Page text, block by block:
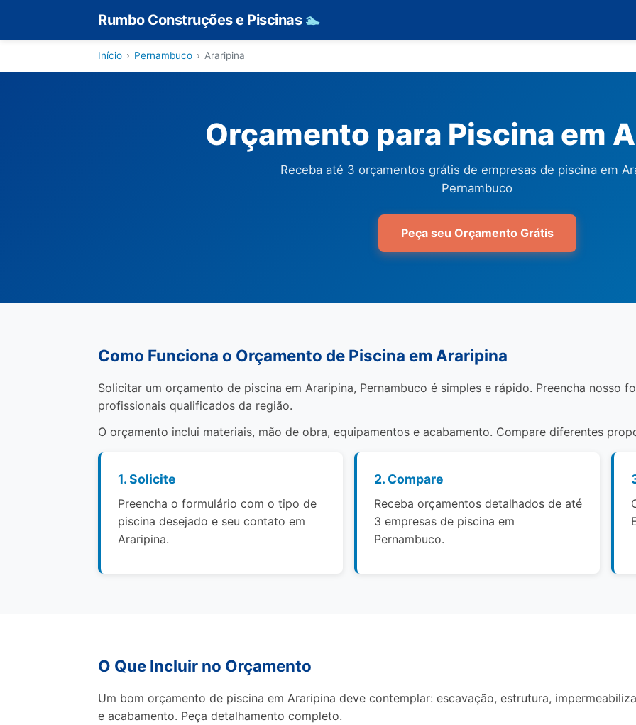
Rumbo Construções e Piscinas 🏊
Início › Pernambuco › Araripina
Orçamento para Piscina em
Receba até 3 orçamentos grátis de empresas de piscina em
Pernambuco
Peça seu Orçamento Grátis
Como Funciona o Orçamento de Piscina em Araripina
Solicitar um orçamento de piscina em Araripina, Pernambuco é simples e rápido. Preencha nosso
profissionais qualificados da região.
O orçamento inclui materiais, mão de obra, equipamentos e acabamento. Compare diferentes
1. Solicite
Preencha o formulário com o tipo de
piscina desejado e seu contato em
Araripina.
2. Compare
Receba orçamentos detalhados de até
3 empresas de piscina em
Pernambuco.
O Que Incluir no Orçamento
Um bom orçamento de piscina em Araripina deve contemplar: escavação, estrutura,
e acabamento. Peça detalhamento completo.